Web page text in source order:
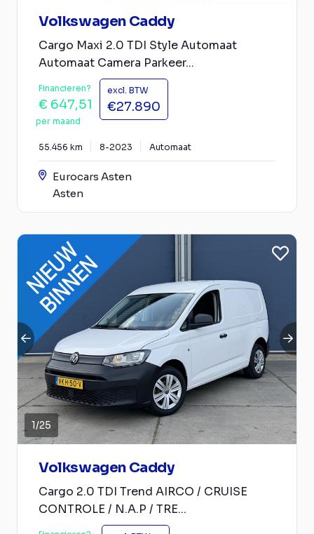
Volkswagen Caddy
Cargo Maxi 2.0 TDI Style Automaat
Automaat Camera Parkeer...
Financieren?
€ 647,51
per maand
excl. BTW
€27.890
55.456 km 8-2023 Automaat
Eurocars Asten
Asten
1/25
Volkswagen Caddy
Cargo 2.0 TDI Trend AIRCO / CRUISE
CONTROLE / N.A.P / TRE...